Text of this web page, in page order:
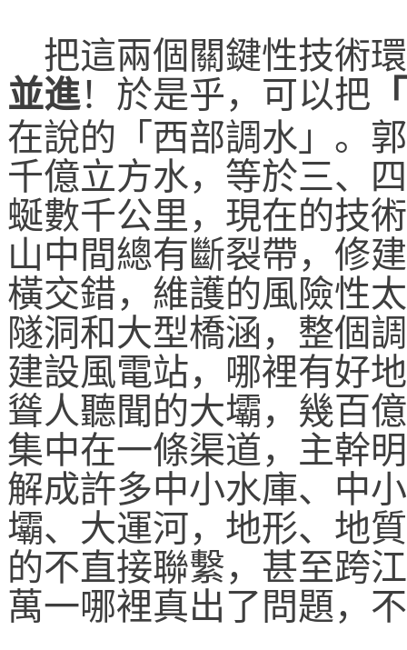
把這兩個關鍵性技術
並進！ 於是乎， 可以把
在說的「西部調水」。
千億立方水，等於三、
蜒數千公里，現在的技
山中間總有斷裂帶，修
橫交錯，維護的風險性
隧洞和大型橋涵，整個
建設風電站，哪裡有好
聳人聽聞的大壩，幾百
集中在一條渠道，主幹
解成許多中小水庫、中
壩、大運河，地形、地
的不直接聯繫，甚至跨
萬一哪裡真出了問題，